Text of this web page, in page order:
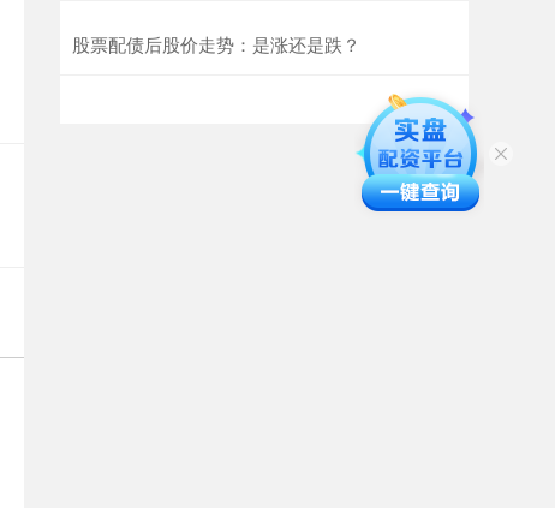
股票配债后股价走势：是涨还是跌？